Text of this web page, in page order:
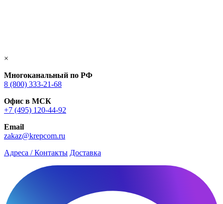
×
Многоканальный по РФ
8 (800) 333‑21-68
Офис в МСК
+7 (495) 120-44-92
Email
zakaz@krepcom.ru
Адреса / Контакты Доставка